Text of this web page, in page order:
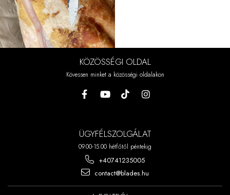
KÖZÖSSÉGI OLDAL
Kövessen minket a közösségi oldalakon
ÜGYFÉLSZOLGÁLAT
09.00-15.00 hétfőtől péntekig
+40741235005
contact@blades.hu